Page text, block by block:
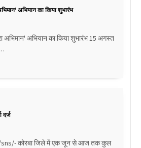
अभियान का किया शुभारंभ
अभिमान' अभियान का किया शुभारंभ 15 अगस्त
दर्ज
sns/- कोरबा जिले में एक जून से आज तक कुल